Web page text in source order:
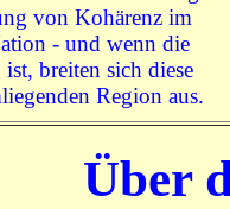
von Kohärenz im
- und wenn die
breiten sich diese
Region aus.
Über